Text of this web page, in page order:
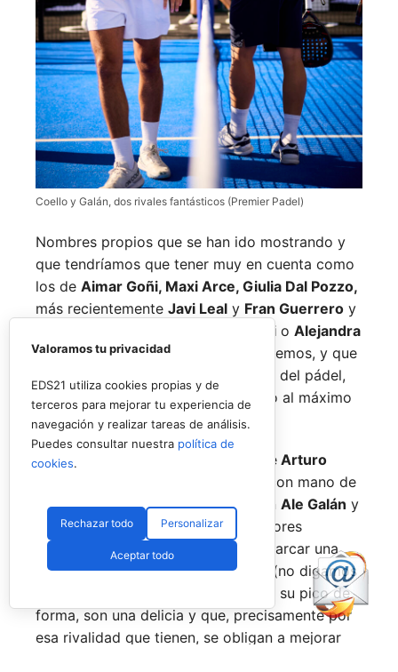
Coello y Galán, dos rivales fantásticos (Premier Padel)
Nombres propios que se han ido mostrando y
que tendríamos que tener muy en cuenta como
los de Aimar Goñi, Maxi Arce, Giulia Dal Pozzo,
más recientemente Javi Leal y Fran Guerrero y
Miguel Lamperti o Alejandra
Salazar,a los que siempre recordaremos, y que
están en su etapa más «disfrutona» del pádel,
pensando más en vivir cada partido al máximo
que en los puntos o los títulos.
No por ello hemos de olvidarnos de Arturo
que rigen con mano de
hierro el circuito pero que tienen en Ale Galán y
Fede Chingottoa dos competidores
sublimes. Dos parejas llamadas a marcar una
época por lo difícil que es jugarles (no digamos
ya ganarles) y que cuando están en su pico de
forma, son una delicia y que, precisamente por
esa rivalidad que tienen, se obligan a mejorar
Valoramos tu privacidad
EDS21 utiliza cookies propias y de
terceros para mejorar tu experiencia de
navegación y realizar tareas de análisis.
Puedes consultar nuestra política de
cookies.
Rechazar todo Personalizar
Aceptar todo